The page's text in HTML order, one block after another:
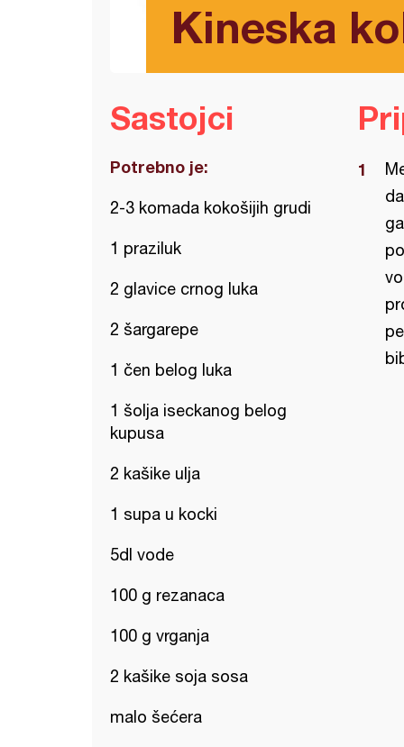
Kineska
Sastojci
Potrebno je:
2-3 komada kokošijih grudi
1 praziluk
2 glavice crnog luka
2 šargarepe
1 čen belog luka
1 šolja iseckanog belog
kupusa
2 kašike ulja
1 supa u kocki
5dl vode
100 g rezanaca
100 g vrganja
2 kašike soja sosa
malo šećera